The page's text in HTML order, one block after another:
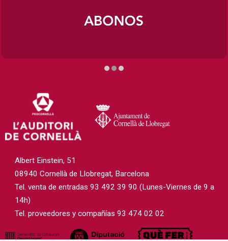
Albert Einstein, 51
08940 Cornellà de Llobregat, Barcelona
Tel. venta de entradas 93 492 39 90 (Lunes-Viernes de 9 a
14h)
Tel. proveedores y compañías 93 474 02 02